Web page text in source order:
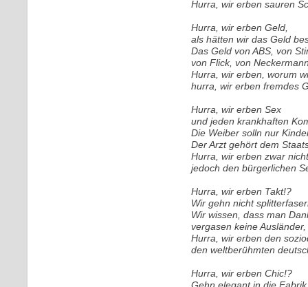
Hurra, wir erben sauren
Hurra, wir erben Geld,
als hätten wir das Geld
Das Geld von ABS, von
von Flick, von
Hurra, wir erben, worum
hurra, wir erben fremdes
Hurra, wir erben Sex
und jeden krankhaften
Die Weiber solln nur
Der Arzt gehört dem
Hurra, wir erben zwar
jedoch den bürgerlichen
Hurra, wir erben Takt!?
Wir gehn nicht
Wir wissen, dass man
vergasen keine
Hurra, wir erben den
den weltberühmten
Hurra, wir erben Chic!?